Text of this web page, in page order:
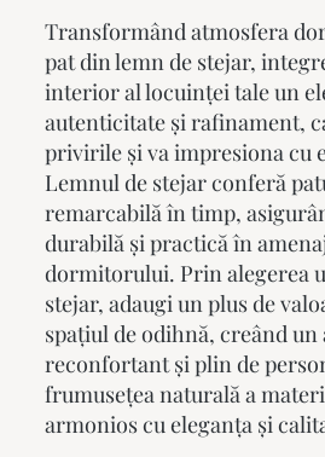
Transformând atmosfera
pat din lemn de stejar,
interior al locuinței tale un
autenticitate și rafinament,
privirile și va impresiona cu
Lemnul de stejar conferă
remarcabilă în timp,
durabilă și practică în
dormitorului. Prin alegerea
stejar, adaugi un plus de
spațiul de odihnă, creând
reconfortant și plin de
frumusețea naturală a
armonios cu eleganța și